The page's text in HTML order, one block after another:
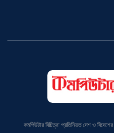
কমপিউটার বিচিত্রা প্রতিনিয়ত দেশ ও